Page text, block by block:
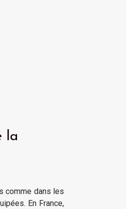
la
comme dans les
En France,